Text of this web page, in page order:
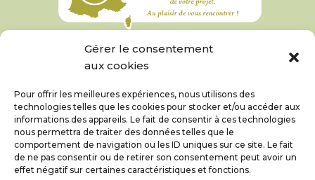
Gérer le consentement
aux cookies
Pour offrir les meilleures expériences, nous utilisons des
technologies telles que les cookies pour stocker et/ou accéder aux
informations des appareils. Le fait de consentir à ces technologies
nous permettra de traiter des données telles que le
comportement de navigation ou les ID uniques sur ce site. Le fait
de ne pas consentir ou de retirer son consentement peut avoir un
effet négatif sur certaines caractéristiques et fonctions.